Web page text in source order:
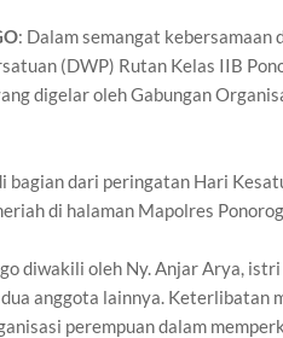
: Dalam semangat
(DWP) Rutan Kelas IIB
digelar oleh Gabungan
bagian dari peringatan Hari
di halaman Mapolres
diwakili oleh Ny. Anjar Arya,
anggota lainnya. Keterlibatan
perempuan dalam